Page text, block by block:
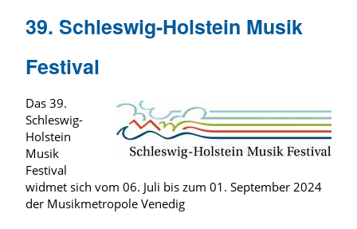
39. Schleswig-Holstein Musik
Festival
Das 39.
Schleswig-
Holstein
Musik
Festival
widmet sich vom 06. Juli bis zum 01. September 2024
der Musikmetropole Venedig